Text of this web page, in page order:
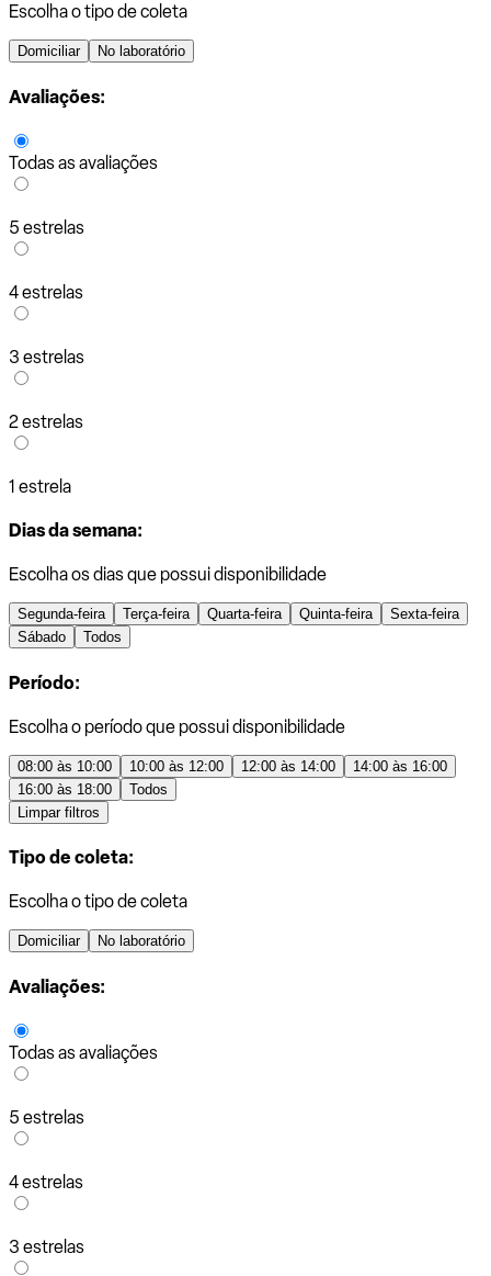
Escolha o tipo de coleta
Domiciliar No laboratório
Avaliações:
Todas as avaliações
5 estrelas
4 estrelas
3 estrelas
2 estrelas
1 estrela
Dias da semana:
Escolha os dias que possui disponibilidade
Segunda-feira Terça-feira Quarta-feira Quinta-feira
Sexta-feira
Sábado
Todos
Período:
Escolha o período que possui disponibilidade
08:00 às 10:00 10:00 às 12:00 12:00 às 14:00
14:00 às 16:00
16:00 às 18:00
Todos
Limpar filtros
Tipo de coleta:
Escolha o tipo de coleta
Domiciliar No laboratório
Avaliações:
Todas as avaliações
5 estrelas
4 estrelas
3 estrelas